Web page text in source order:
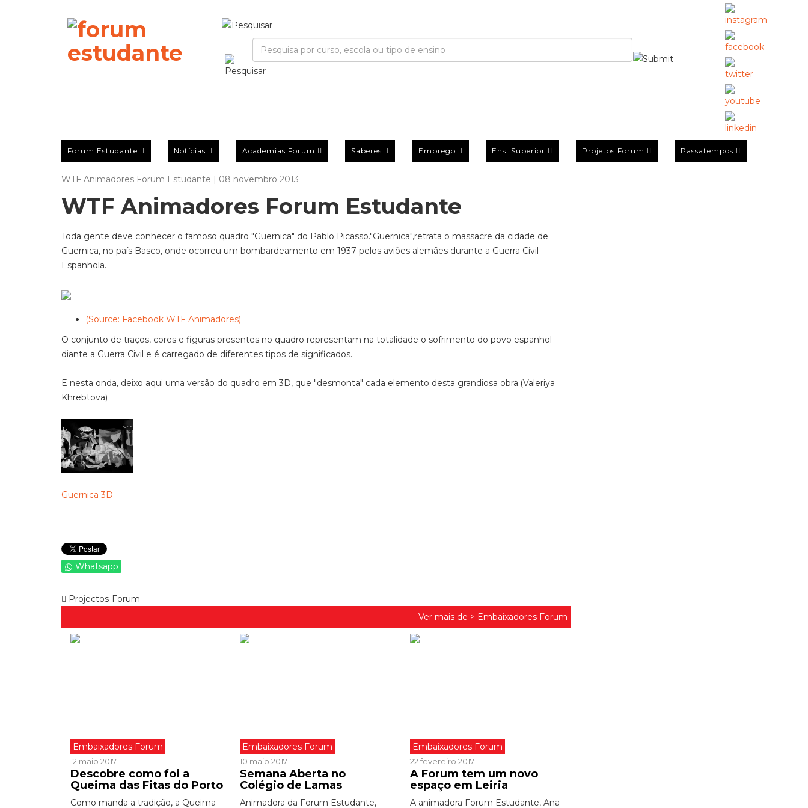
Forum Estudante Notícias Academias Forum Saberes Emprego Ens. Superior Projetos Forum Passatempos
WTF Animadores Forum Estudante | 08 novembro 2013
WTF Animadores Forum Estudante
Toda gente deve conhecer o famoso quadro "Guernica" do Pablo Picasso."Guernica",retrata o massacre da cidade de
Guernica, no país Basco, onde ocorreu um bombardeamento em 1937 pelos aviões alemães durante a Guerra Civil
Espanhola.
(Source: Facebook WTF Animadores)
O conjunto de traços, cores e figuras presentes no quadro representam na totalidade o sofrimento do povo espanhol
diante a Guerra Civil e é carregado de diferentes tipos de significados.
E nesta onda, deixo aqui uma versão do quadro em 3D, que "desmonta" cada elemento desta grandiosa obra.(Valeriya
Khrebtova)
Guernica 3D
Whatsapp
Projectos-Forum
Ver mais de > Embaixadores Forum
Embaixadores Forum
12 maio 2017
Descobre como foi a
Queima das Fitas do Porto
Como manda a tradição, a Queima
Embaixadores Forum
10 maio 2017
Semana Aberta no
Colégio de Lamas
Animadora da Forum Estudante,
Embaixadores Forum
22 fevereiro 2017
A Forum tem um novo
espaço em Leiria
A animadora Forum Estudante, Ana